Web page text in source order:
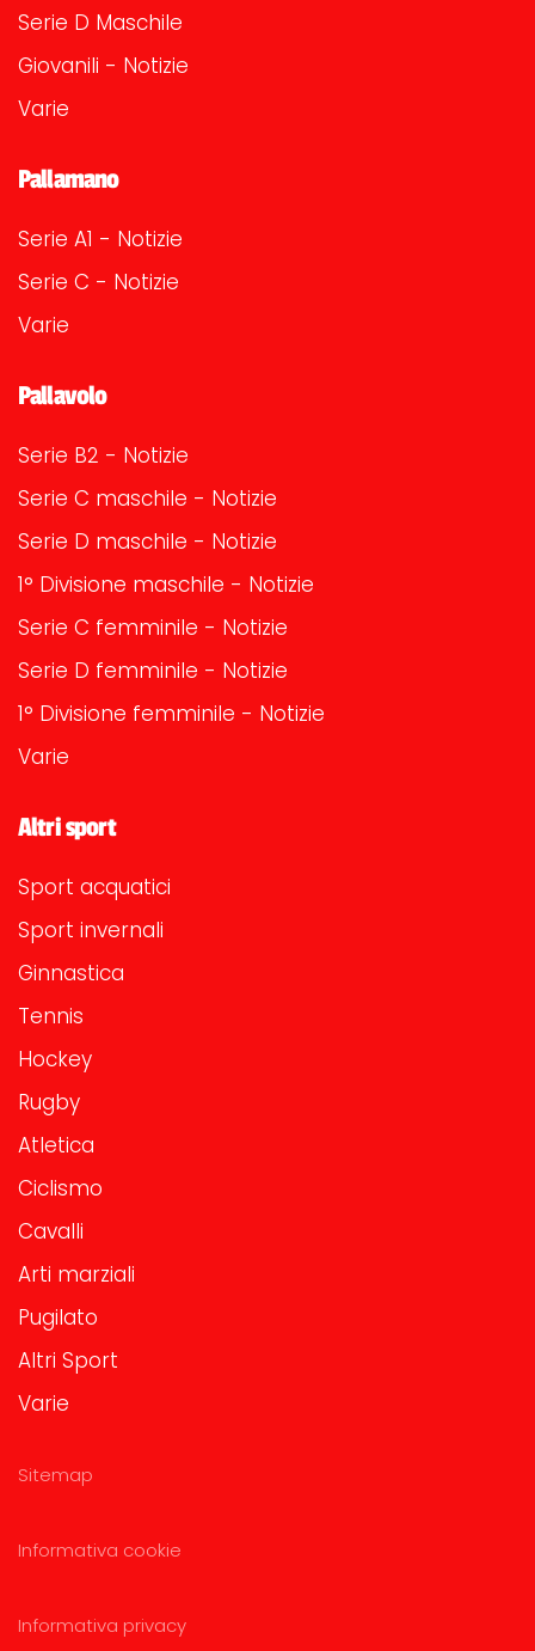
Serie D Maschile
Giovanili - Notizie
Varie
Pallamano
Serie A1 - Notizie
Serie C - Notizie
Varie
Pallavolo
Serie B2 - Notizie
Serie C maschile - Notizie
Serie D maschile - Notizie
1° Divisione maschile - Notizie
Serie C femminile - Notizie
Serie D femminile - Notizie
1° Divisione femminile - Notizie
Varie
Altri sport
Sport acquatici
Sport invernali
Ginnastica
Tennis
Hockey
Rugby
Atletica
Ciclismo
Cavalli
Arti marziali
Pugilato
Altri Sport
Varie
Sitemap
Informativa cookie
Informativa privacy